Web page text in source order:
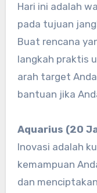
Hari ini adalah
pada tujuan
Buat rencana
langkah praktis
arah target
bantuan jika
Aquarius (20
Inovasi adalah
kemampuan
dan